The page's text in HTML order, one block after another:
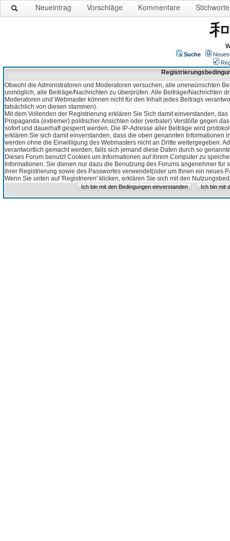
Neueintrag Vorschläge Kommentare Stichworte
Suche
Obwohl die Administratoren und Moderatoren versuchen, alle unerwünschten
unmöglich, alle Beiträge/Nachrichten zu überprüfen. Alle Beiträge/Nachrichten
Moderatoren und Webmaster können nicht für den Inhalt jedes Beitrags
tatsächlich von diesen stammen).
Mit dem Vollenden der Registrierung erklären Sie Sich damit einverstanden,
Propaganda (extremer) politischer Ansichten oder (verbaler) Verstöße gegen
sofort und dauerhaft gesperrt werden. Die IP-Adresse aller Beiträge wird
erklären Sie sich damit einverstanden, dass die oben genannten Informationen
werden ohne die Einwilligung des Webmasters nicht an Dritte weitergegeben.
verantwortlich gemacht werden, falls sich jemand diese Daten durch so
Dieses Forum benutzt Cookies um Informationen auf ihrem Computer zu
Informationen. Sie dienen nur dazu die Benutzung des Forums angenehmer
ihrer Registrierung sowie des Passwortes verwendet(oder um Ihnen ein neues
Wenn Sie unten auf 'Registrieren' klicken, erklären Sie sich mit den